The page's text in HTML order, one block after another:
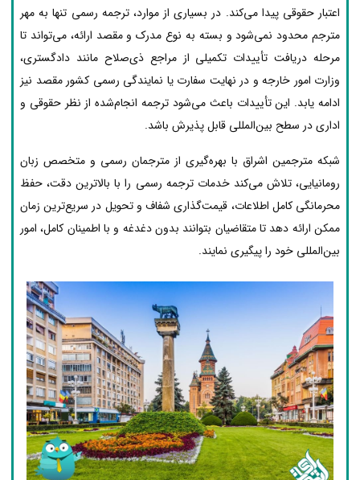
اعتبار حقوقی پیدا می‌کند. در بسیاری از موارد، ترجمه رسمی تنها به مهر
مترجم محدود نمی‌شود و بسته به نوع مدرک و مقصد ارائه، می‌تواند تا
مرحله دریافت تأییدات تکمیلی از مراجع ذی‌صلاح مانند دادگستری،
وزارت امور خارجه و در نهایت سفارت یا نمایندگی رسمی کشور مقصد نیز
ادامه یابد. این تأییدات باعث می‌شود ترجمه انجام‌شده از نظر حقوقی و
اداری در سطح بین‌المللی قابل پذیرش باشد.
شبکه مترجمین اشراق با بهره‌گیری از مترجمان رسمی و متخصص زبان
رومانیایی، تلاش می‌کند خدمات ترجمه رسمی را با بالاترین دقت، حفظ
محرمانگی کامل اطلاعات، قیمت‌گذاری شفاف و تحویل در سریع‌ترین زمان
ممکن ارائه دهد تا متقاضیان بتوانند بدون دغدغه و با اطمینان کامل، امور
بین‌المللی خود را پیگیری نمایند.